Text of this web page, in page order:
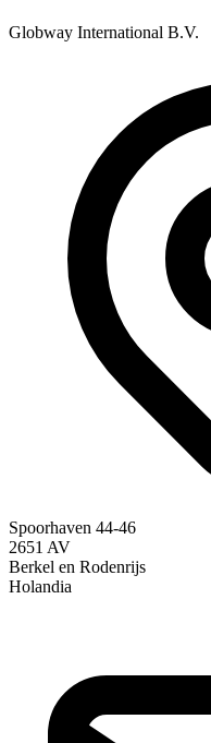
Globway International B.V.
Spoorhaven 44-46
2651 AV
Berkel en Rodenrijs
Holandia